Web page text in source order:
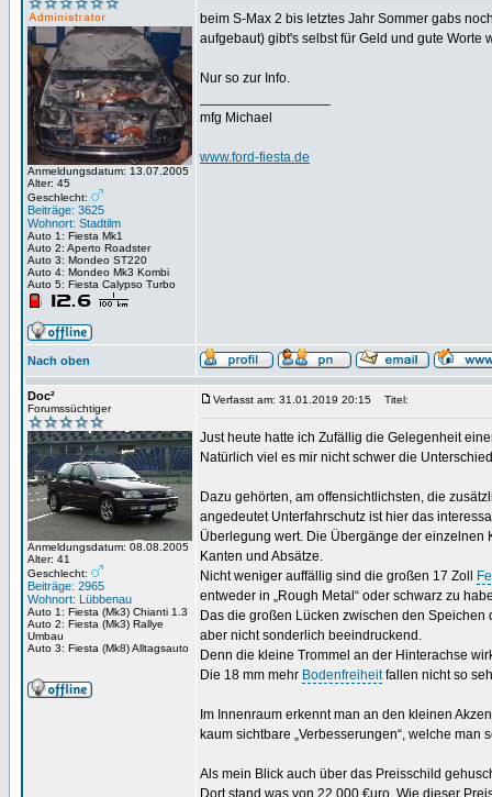
Anmeldungsdatum: 13.07.2005
Alter: 45
Geschlecht:
Beiträge: 3625
Wohnort: Stadtilm
Auto 1: Fiesta Mk1
Auto 2: Aperto Roadster
Auto 3: Mondeo ST220
Auto 4: Mondeo Mk3 Kombi
Auto 5: Fiesta Calypso Turbo
beim S-Max 2 bis letztes Jahr Sommer gabs
aufgebaut) gibt's selbst für Geld und gute Worte
Nur so zur Info.
mfg Michael
www.ford-fiesta.de
Nach oben
Doc²
Forumssüchtiger
Anmeldungsdatum: 08.08.2005
Alter: 41
Geschlecht:
Beiträge: 2965
Wohnort: Lübbenau
Auto 1: Fiesta (Mk3) Chianti 1.3
Auto 2: Fiesta (Mk3) Rallye
Umbau
Auto 3: Fiesta (Mk8) Alltagsauto
Verfasst am: 31.01.2019 20:15 Titel:
Just heute hatte ich Zufällig die Gelegenheit
Natürlich viel es mir nicht schwer die
Dazu gehörten, am offensichtlichsten, die
angedeutet Unterfahrschutz ist hier das
Überlegung wert. Die Übergänge der
Kanten und Absätze.
Nicht weniger auffällig sind die großen 17 Zoll
entweder in „Rough Metal“ oder schwarz zu
Das die großen Lücken zwischen den
aber nicht sonderlich beeindruckend.
Denn die kleine Trommel an der Hinterachse
Die 18 mm mehr Bodenfreiheitfallen nicht so
Im Innenraum erkennt man an den kleinen
kaum sichtbare „Verbesserungen“, welche
Als mein Blick auch über das Preisschild
Dort stand was von 22.000 €uro. Wie dieser